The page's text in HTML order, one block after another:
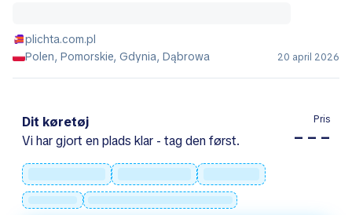
plichta.com.pl
Polen, Pomorskie, Gdynia, Dąbrowa
20 april 2026
Dit køretøj
Vi har gjort en plads klar - tag den først.
Pris
– – –